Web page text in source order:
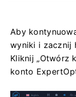
Aby
wyniki i zacznij
Kliknij „Otwórz
konto